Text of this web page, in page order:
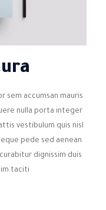
accumsan mauris
nulla porta integer
vestibulum quis nisl
pede sed aenean
dignissim duis
taciti